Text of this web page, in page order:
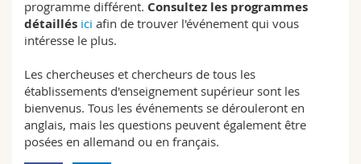
programme différent. Consultez les programmes
détaillés ici afin de trouver l'événement qui vous
intéresse le plus.
Les chercheuses et chercheurs de tous les
établissements d'enseignement supérieur sont les
bienvenus. Tous les événements se dérouleront en
anglais, mais les questions peuvent également être
posées en allemand ou en français.